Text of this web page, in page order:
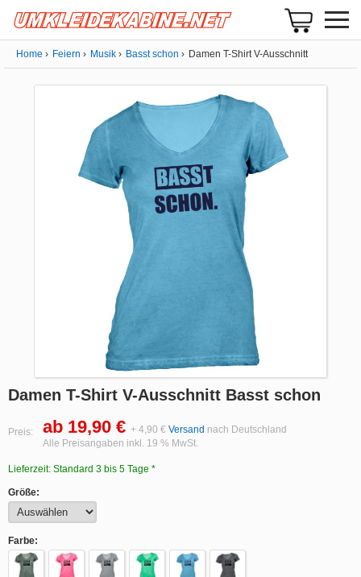
Home Feiern Musik Basst schon Damen T-Shirt V-Ausschnitt
Damen T-Shirt V-Ausschnitt Basst schon
Preis: ab 19,90 € + 4,90 € Versand nach Deutschland
Alle Preisangaben inkl. 19 % MwSt.
Lieferzeit: Standard 3 bis 5 Tage *
Größe:
Farbe: